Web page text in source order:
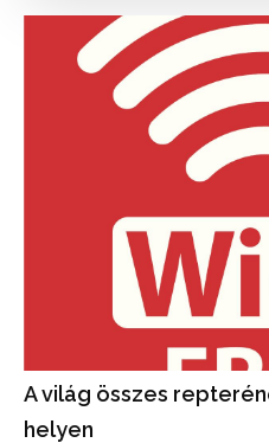
A világ összes
helyen